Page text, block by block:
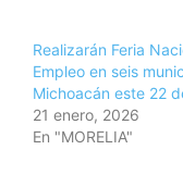
Realizarán Feria
Empleo en seis
Michoacán este 22
21 enero, 2026
En "MORELIA"